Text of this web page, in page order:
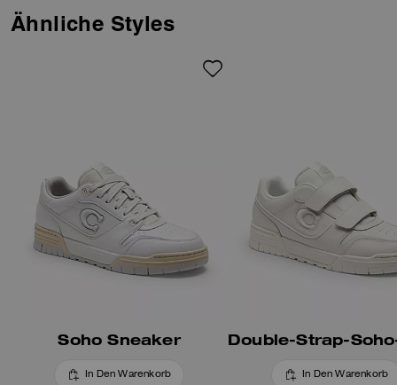
EVA-Laufsohle.
Ähnliche Styles
Soho Sneaker
In Den Warenkorb In Den Warenkorb